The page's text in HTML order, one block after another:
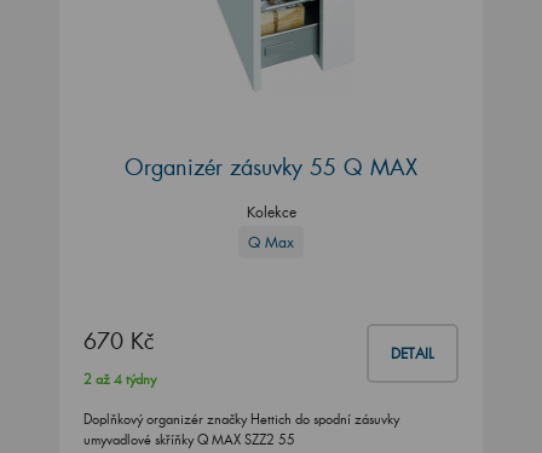
Organizér zásuvky 55 Q MAX
Kolekce
Q Max
670 Kč DETAIL
2 až 4 týdny
Doplňkový organizér značky Hettich do spodní zásuvky
umyvadlové skříňky Q MAX SZZ2 55